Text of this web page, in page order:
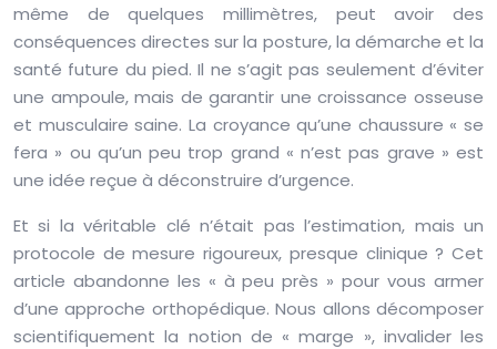
même de quelques millimètres, peut avoir des
conséquences directes sur la posture, la démarche et la
santé future du pied. Il ne s’agit pas seulement d’éviter
une ampoule, mais de garantir une croissance osseuse
et musculaire saine. La croyance qu’une chaussure « se
fera » ou qu’un peu trop grand « n’est pas grave » est
une idée reçue à déconstruire d’urgence.
Et si la véritable clé n’était pas l’estimation, mais un
protocole de mesure rigoureux, presque clinique ? Cet
article abandonne les « à peu près » pour vous armer
d’une approche orthopédique. Nous allons décomposer
scientifiquement la notion de « marge », invalider les